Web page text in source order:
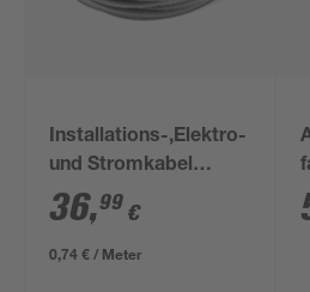
Installations-,Elektro-
und Stromkabel
NYM-J 3x1,5mm² 50
m
36,99 €
0,74 € / Meter